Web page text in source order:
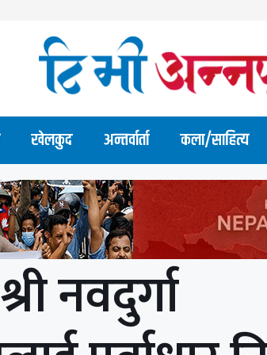
खेलकुद अन्तर्वार्ता कला/साहित्य
नवदुर्गा